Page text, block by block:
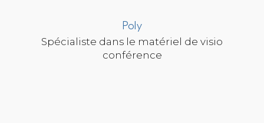
Poly
Spécialiste dans le matériel de visio
conférence